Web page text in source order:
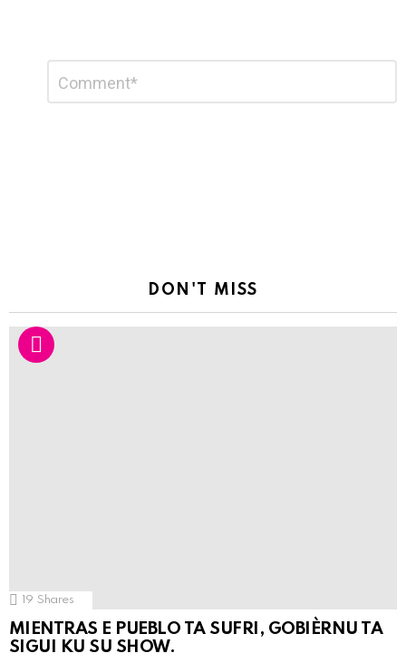
Reply
DON'T MISS
19 Shares
MIENTRAS E PUEBLO TA SUFRI, GOBIÈRNU TA
SIGUI KU SU SHOW.